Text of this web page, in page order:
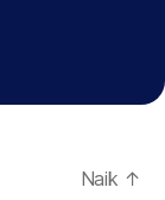
Naik ↑